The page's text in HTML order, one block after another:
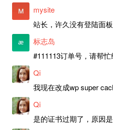
mysite
标志岛
#111113订单号，请帮
Qi
我现在改成wp super
Qi